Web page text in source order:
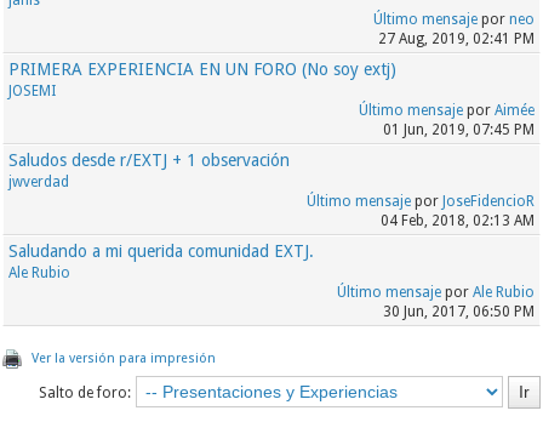
Último mensajepor neo
27 Aug, 2019, 02:41 PM
PRIMERA EXPERIENCIA EN UN FORO (No soy extj)
JOSEMI
Último mensajepor Aimée
01 Jun, 2019, 07:45 PM
Saludos desde r/EXTJ + 1 observación
jwverdad
Último mensajepor JoseFidencioR
04 Feb, 2018, 02:13 AM
Saludando a mi querida comunidad EXTJ.
Ale Rubio
Último mensajepor Ale Rubio
30 Jun, 2017, 06:50 PM
Ver la versión para impresión
Salto de foro: